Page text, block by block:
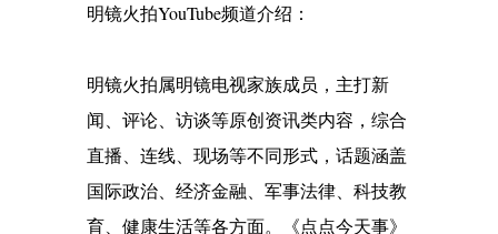
明镜火拍YouTube频道介绍：
明镜火拍属明镜电视家族成员，主打新
闻、评论、访谈等原创资讯类内容，综合
直播、连线、现场等不同形式，话题涵盖
国际政治、经济金融、军事法律、科技教
育、健康生活等各方面。《点点今天事》